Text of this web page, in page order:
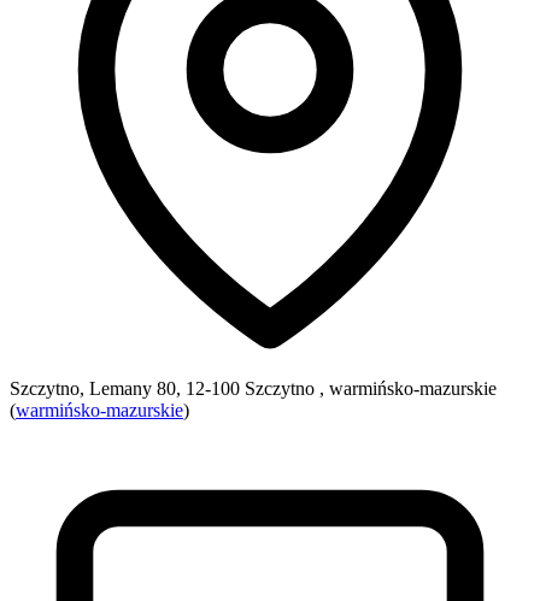
Szczytno, Lemany 80, 12-100 Szczytno , warmińsko-mazurskie
(warmińsko-mazurskie)